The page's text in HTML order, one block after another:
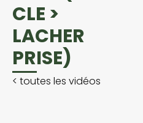
CLE >
LACHER
PRISE)
< toutes les vidéos